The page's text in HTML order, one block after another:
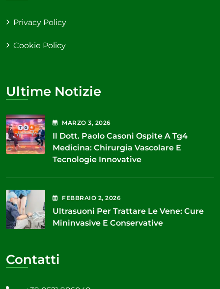
Privacy Policy
Cookie Policy
Ultime Notizie
MARZO3, 2026
Il Dott. Paolo Casoni Ospite A Tg4
Medicina: Chirurgia Vascolare E
Tecnologie Innovative
FEBBRAIO 2, 2026
Ultrasuoni Per Trattare Le Vene: Cure
Mininvasive E Conservative
Contatti